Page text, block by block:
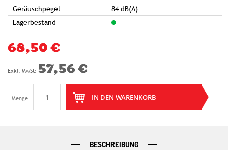
Geräuschpegel
84 dB(A)
Lagerbestand
68,50 €
57,56 €
Menge IN DEN WARENKORB
BESCHREIBUNG